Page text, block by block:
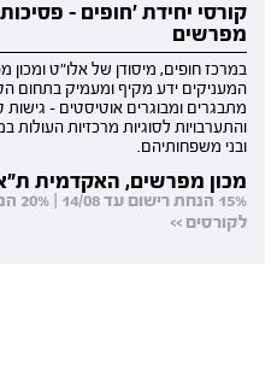
קורסי יחידת 'חופים -
מפרשים
במרכז חופים, מיסודן של אלו"ט ומכון
המעניקים ידע מקיף ומעמיק בתחום
מתבגרים ומבוגרים אוטיסטים - גישות
והתערבויות לסוגיות מרכזיות
ובני משפחותיהם.
מכון מפרשים, האקדמית
לקורסים >>